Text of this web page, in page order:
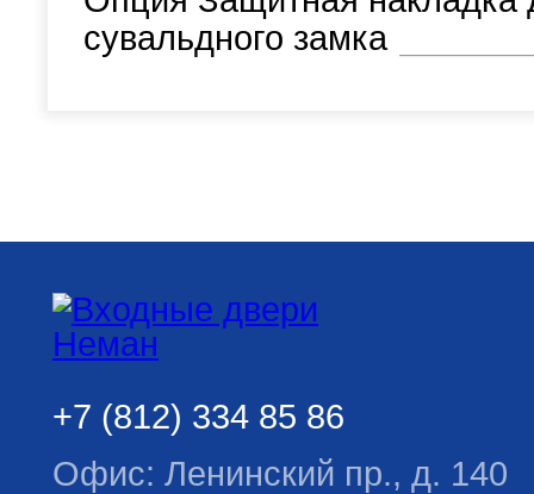
сувальдного замка
+7 (812) 334 85 86
Офис: Ленинский пр., д. 140